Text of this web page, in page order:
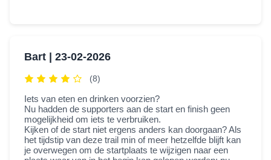
Bart | 23-02-2026
(8)
Iets van eten en drinken voorzien?
Nu hadden de supporters aan de start en finish geen
mogelijkheid om iets te verbruiken.
Kijken of de start niet ergens anders kan doorgaan? Als
het tijdstip van deze trail min of meer hetzelfde blijft kan
je overwegen om de startplaats te wijzigen naar een